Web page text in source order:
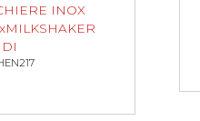
INOX